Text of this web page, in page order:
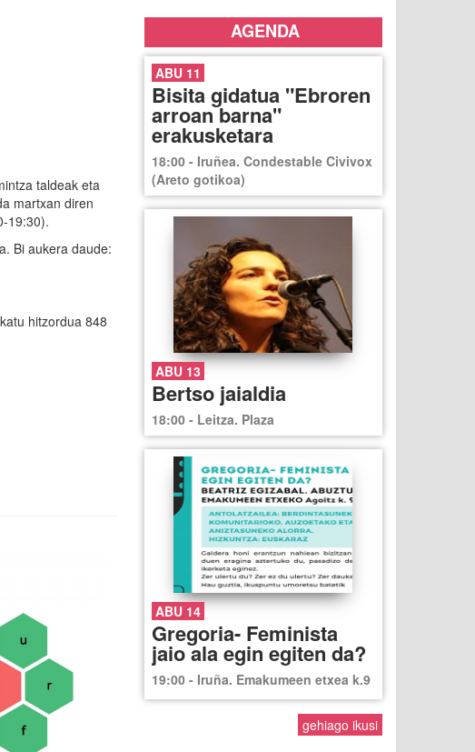
taldeak eta
martxan diren
19:30).
Bi aukera daude:
hitzordua 848
AGENDA
ABU 11
Bisita gidatua "Ebroren
arroan barna"
erakusketara
18:00 - Iruñea. Condestable Civivox
(Areto gotikoa)
ABU 13
Bertso jaialdia
18:00 - Leitza. Plaza
ABU 14
Gregoria- Feminista
jaio ala egin egiten da?
19:00 - Iruña. Emakumeen etxea k.9
gehiago ikusi